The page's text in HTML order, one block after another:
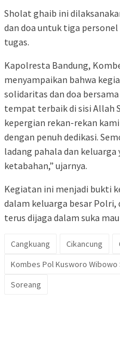
Sholat ghaib ini
dan doa untuk tiga
tugas.
Kapolresta Bandung,
menyampaikan bahwa
solidaritas dan doa
tempat terbaik di sisi Allah
kepergian rekan-rekan
dengan penuh dedikasi.
ladang pahala dan
ketabahan,” ujarnya.
Kegiatan ini menjadi bukti
dalam keluarga besar Polri,
terus dijaga dalam suka
Cangkuang Cikancung
Kombes Pol Kusworo Wibowo
Soreang